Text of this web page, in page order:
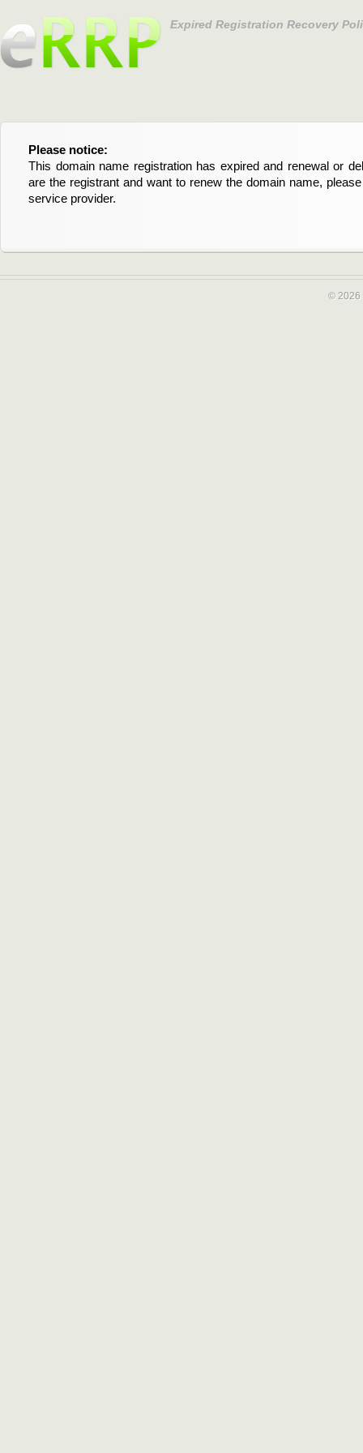
Expired Registration Recovery
Please notice:
This domain name registration has expired and renewal or
are the registrant and want to renew the domain name,
service provider.
Bitte beachten Sie:
Diese Domainregistrierung ist abgelaufen und die
Domain stehen an. Wenn Sie der Registrant sind und
verlängern möchten, kontaktieren Sie bitte Ihren Service-
© 2026